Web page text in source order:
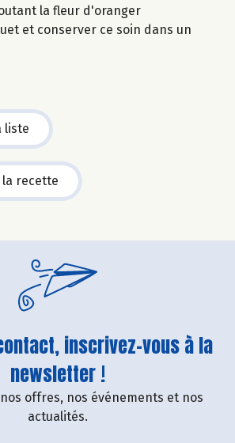
la fleur d'oranger
et conserver ce soin dans un
liste
recette
inscrivez-vous à la
newsletter !
offres, nos événements et nos
actualités.